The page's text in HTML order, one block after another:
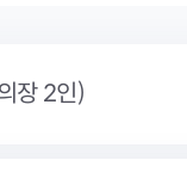
장 2인)